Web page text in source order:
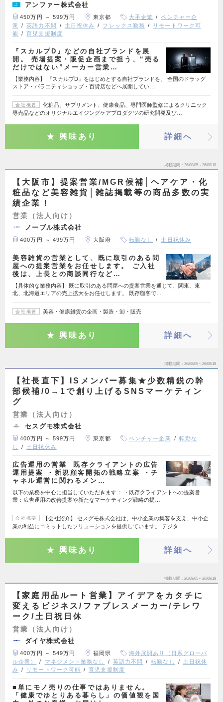
アンファー株式会社
450万円 ～ 599万円 東京都 大手企業
ベンチャー企
業
英語力不問 土日祝休み フレックス勤務
リモートワーク可
能
育児支援制度
『スカルプD』などの自社ブランドを展
開。 売場提案・販促企画まで担う、“売る
だけではない”メーカー営業…
【業務内容】 『スカルプD』をはじめとする自社ブランドを、 全国のドラッグ
ストア・バラエティショップ・百貨店などへ展開してい…
会社概要
化粧品、サプリメント、健康食品、専門医師監修によるクリニック
専売品などのオリジナルエイジングケアプロダクツの研究開発及び…
興味あり 詳細へ
掲載期間 26/08/05～26/08/18
【大阪市】提案営業/MGR候補│ヘアケア・化
粧品など美容雑貨│雑誌掲載等の商品多数の実
績企業！
営業（法人向け）
ノーブル株式会社
400万円 ～ 499万円 大阪府 転勤なし 土日祝休み
美容雑貨の営業として、既に取引のある問
屋への提案営業をお任せします。 ご入社
後は、上長との商談同行など…
【具体的な業務内容】 既に取引のある問屋への提案営業を通じて、関東、東
北、北海道エリアの売上拡大をお任せします。 既存顧客で…
会社概要 美容・健康雑貨の企画・製造・卸・販売
興味あり 詳細へ
掲載期間 26/08/05～26/08/18
【社長直下】ISメンバー募集★少数精鋭の幹
部候補/0→1で創り上げるSNSマーケティン
グ
営業（法人向け）
セスグモ株式会社
400万円 ～ 599万円 東京都 ベンチャー企業
転勤な
し
土日祝休み
広告運用の営業 既存クライアントの広告
運用提案 ・新規顧客開拓の戦略立案 ・チ
ャネル運営に関わるメン…
以下の業務を中心に担当していただきます： ・既存クライアントへの提案営
業：広告運用の改善提案や新たなマーケティング戦略の提…
会社概要
【会社紹介】 セスグモ株式会社は、中小企業の集客を支え、中小企
業の利益にコミットしたソリューションを提供しています。 デジタ…
興味あり 詳細へ
掲載期間 26/08/05～26/08/18
【家庭用品ルート営業】アイデアをカタチに
変えるビジネス/ファブレスメーカー/テレワ
ーク/土日祝日休
営業（法人向け）
ダイヤ株式会社
400万円 ～ 549万円 福岡県
海外展開あり（日系グローバ
ル企業）
マネジメント業務なし 英語力不問 転勤なし
土日祝休
み
リモートワーク可能 育児支援制度
■単にモノ売りの仕事ではありません。
「健康でゆとりある暮らし」の価値観を国